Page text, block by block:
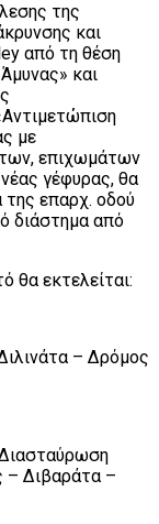
της
και
από τη θέση
και
με
επιχωμάτων
γέφυρας, θα
της επαρχ. οδού
διάστημα από
θα εκτελείται:
– Δρόμος
– Διβαράτα –